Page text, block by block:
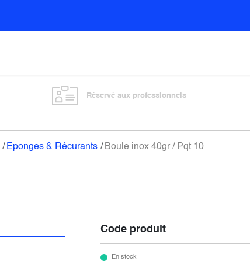
Réservé aux professionnels
Eponges & Récurants Boule inox 40gr / Pqt 10
Code produit
En stock